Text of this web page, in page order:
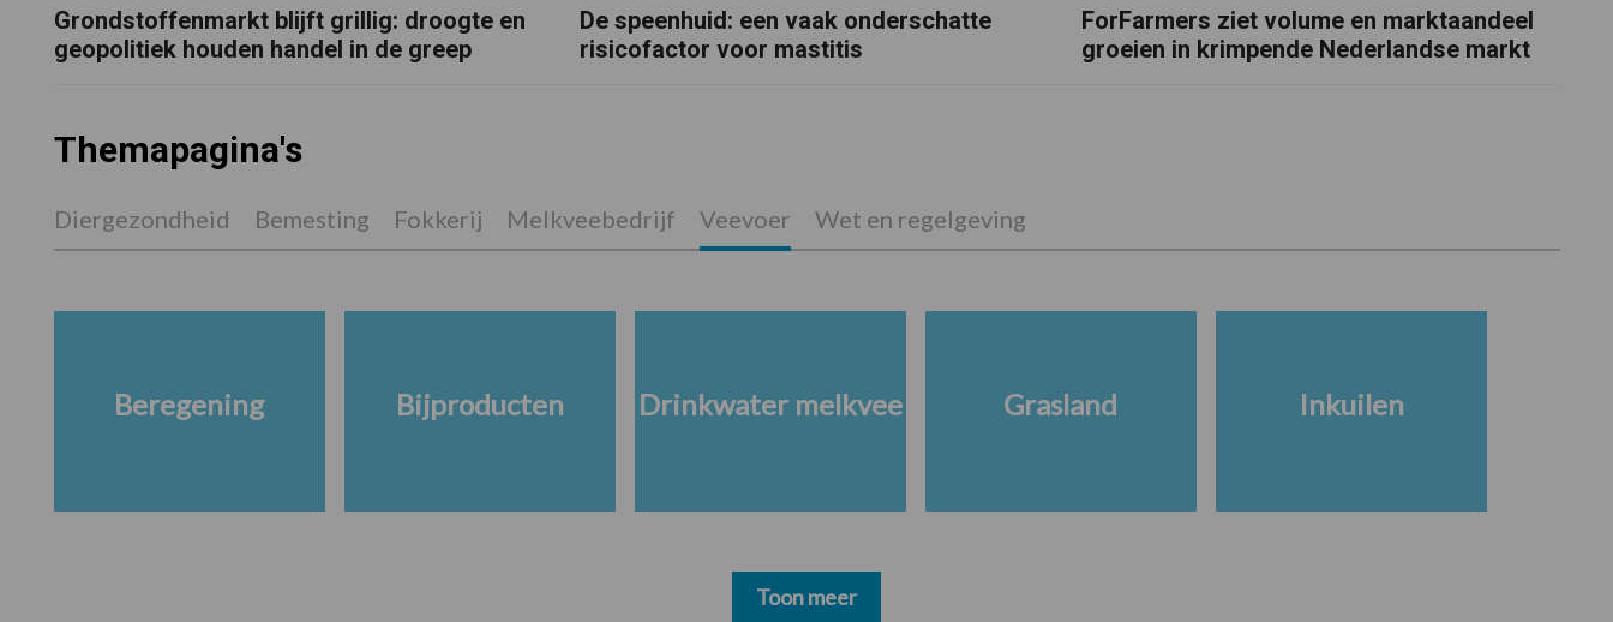
Grondstoffenmarkt blijft grillig: droogte en
geopolitiek houden handel in de greep
De speenhuid: een vaak onderschatte
risicofactor voor mastitis
ForFarmers ziet volume en marktaandeel
groeien in krimpende Nederlandse markt
Themapagina's
Diergezondheid Bemesting Fokkerij Melkveebedrijf Veevoer Wet en regelgeving
Beregening Bijproducten Drinkwater melkvee Grasland Inkuilen
Toon meer